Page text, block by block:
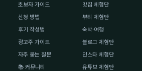
초보자 가이드
신청 방법
후기 작성법
광고주 가이드
자주 묻는 질문
📚 커뮤니티
맛집 체험단
뷰티 체험단
숙박·여행
블로그 체험단
인스타 체험단
유튜브 체험단